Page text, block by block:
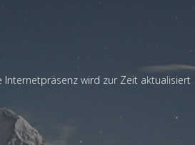
Internetpräsenz wird zur Zeit aktualisiert